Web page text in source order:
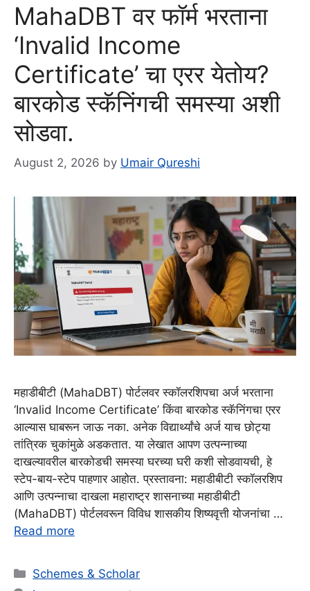
MahaDBT वर फॉर्म भरताना
‘Invalid Income
Certificate’ चा एरर येतोय?
बारकोड स्कॅनिंगची समस्या अशी
सोडवा.
August 2, 2026 by Umair Qureshi
महाडीबीटी (MahaDBT) पोर्टलवर स्कॉलरशिपचा अर्ज भरताना
‘Invalid Income Certificate’ किंवा बारकोड स्कॅनिंगचा एरर
आल्यास घाबरून जाऊ नका. अनेक विद्यार्थ्यांचे अर्ज याच छोट्या
तांत्रिक चुकांमुळे अडकतात. या लेखात आपण उत्पन्नाच्या
दाखल्यावरील बारकोडची समस्या घरच्या घरी कशी सोडवायची, हे
स्टेप-बाय-स्टेप पाहणार आहोत. प्रस्तावना: महाडीबीटी स्कॉलरशिप
आणि उत्पन्नाचा दाखला महाराष्ट्र शासनाच्या महाडीबीटी
(MahaDBT) पोर्टलवरून विविध शासकीय शिष्यवृत्ती योजनांचा …
Read more
Categories
Schemes & Scholar